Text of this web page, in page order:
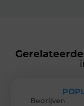
Bedrijven